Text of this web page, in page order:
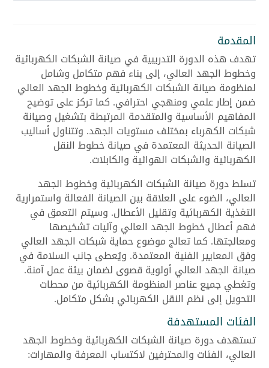
المقدمة
تهدف هذه الدورة التدريبية في صيانة الشبكات الكهربائية
وخطوط الجهد العالي، إلى بناء فهم متكامل وشامل
لمنظومة صيانة الشبكات الكهربائية وخطوط الجهد العالي
ضمن إطار علمي ومنهجي احترافي. كما تركز على توضيح
المفاهيم الأساسية والمتقدمة المرتبطة بتشغيل وصيانة
شبكات الكهرباء بمختلف مستويات الجهد. وتتناول أساليب
الصيانة الحديثة المعتمدة في صيانة خطوط النقل
الكهربائية والشبكات الهوائية والكابلات.
تسلط دورة صيانة الشبكات الكهربائية وخطوط الجهد
العالي، الضوء على العلاقة بين الصيانة الفعالة واستمرارية
التغذية الكهربائية وتقليل الأعطال. وسيتم التعمق في
فهم أعطال خطوط الجهد العالي وآليات تشخيصها
ومعالجتها. كما تعالج موضوع حماية شبكات الجهد العالي
وفق المعايير الفنية المعتمدة. ويُعطى جانب السلامة في
صيانة الجهد العالي أولوية قصوى لضمان بيئة عمل آمنة.
وتغطي جميع عناصر المنظومة الكهربائية من محطات
التحويل إلى نظم النقل الكهربائي بشكل متكامل.
الفئات المستهدفة
تستهدف دورة صيانة الشبكات الكهربائية وخطوط الجهد
العالي، الفئات والمحترفين لاكتساب المعرفة والمهارات: